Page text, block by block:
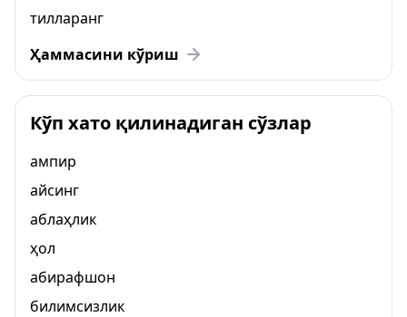
тилларанг
Ҳаммасини кўриш
Кўп хато қилинадиган сўзлар
ампир
айсинг
аблаҳлик
ҳол
абирафшон
билимсизлик